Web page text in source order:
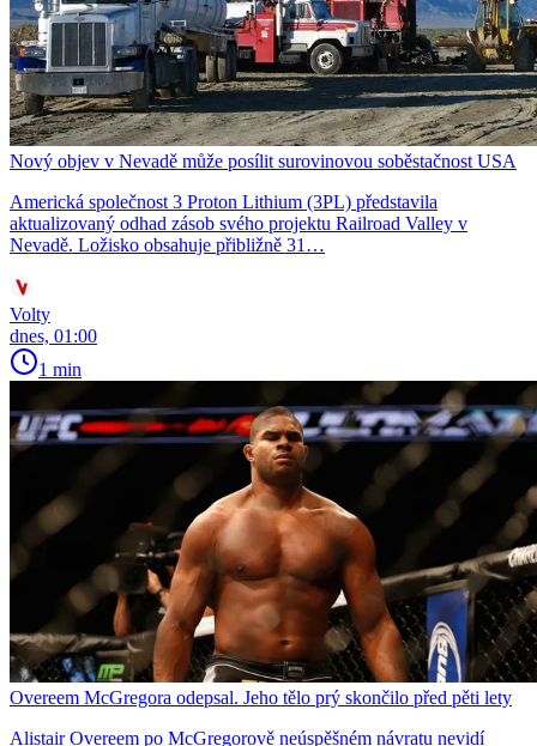
Nový objev v Nevadě může posílit surovinovou soběstačnost USA
Americká společnost 3 Proton Lithium (3PL) představila
aktualizovaný odhad zásob svého projektu Railroad Valley v
Nevadě. Ložisko obsahuje přibližně 31…
Volty
dnes, 01:00
1 min
Overeem McGregora odepsal. Jeho tělo prý skončilo před pěti lety
Alistair Overeem po McGregorově neúspěšném návratu nevidí